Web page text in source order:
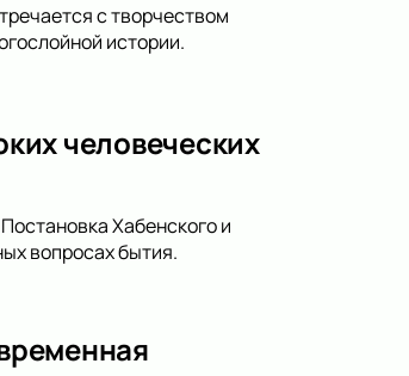
с творчеством
истории.
человеческих
Хабенского и
вопросах бытия.